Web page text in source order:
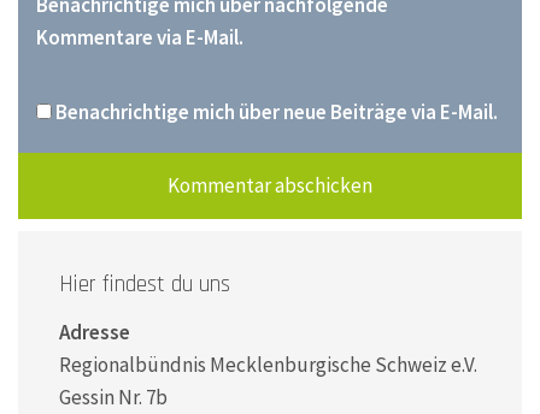
Kommentare via E-Mail.
Benachrichtige mich über neue Beiträge via E-Mail.
Hier findest du uns
Adresse
Regionalbündnis Mecklenburgische Schweiz e.V.
Gessin Nr. 7b